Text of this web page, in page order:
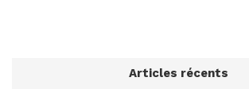
Articles récents